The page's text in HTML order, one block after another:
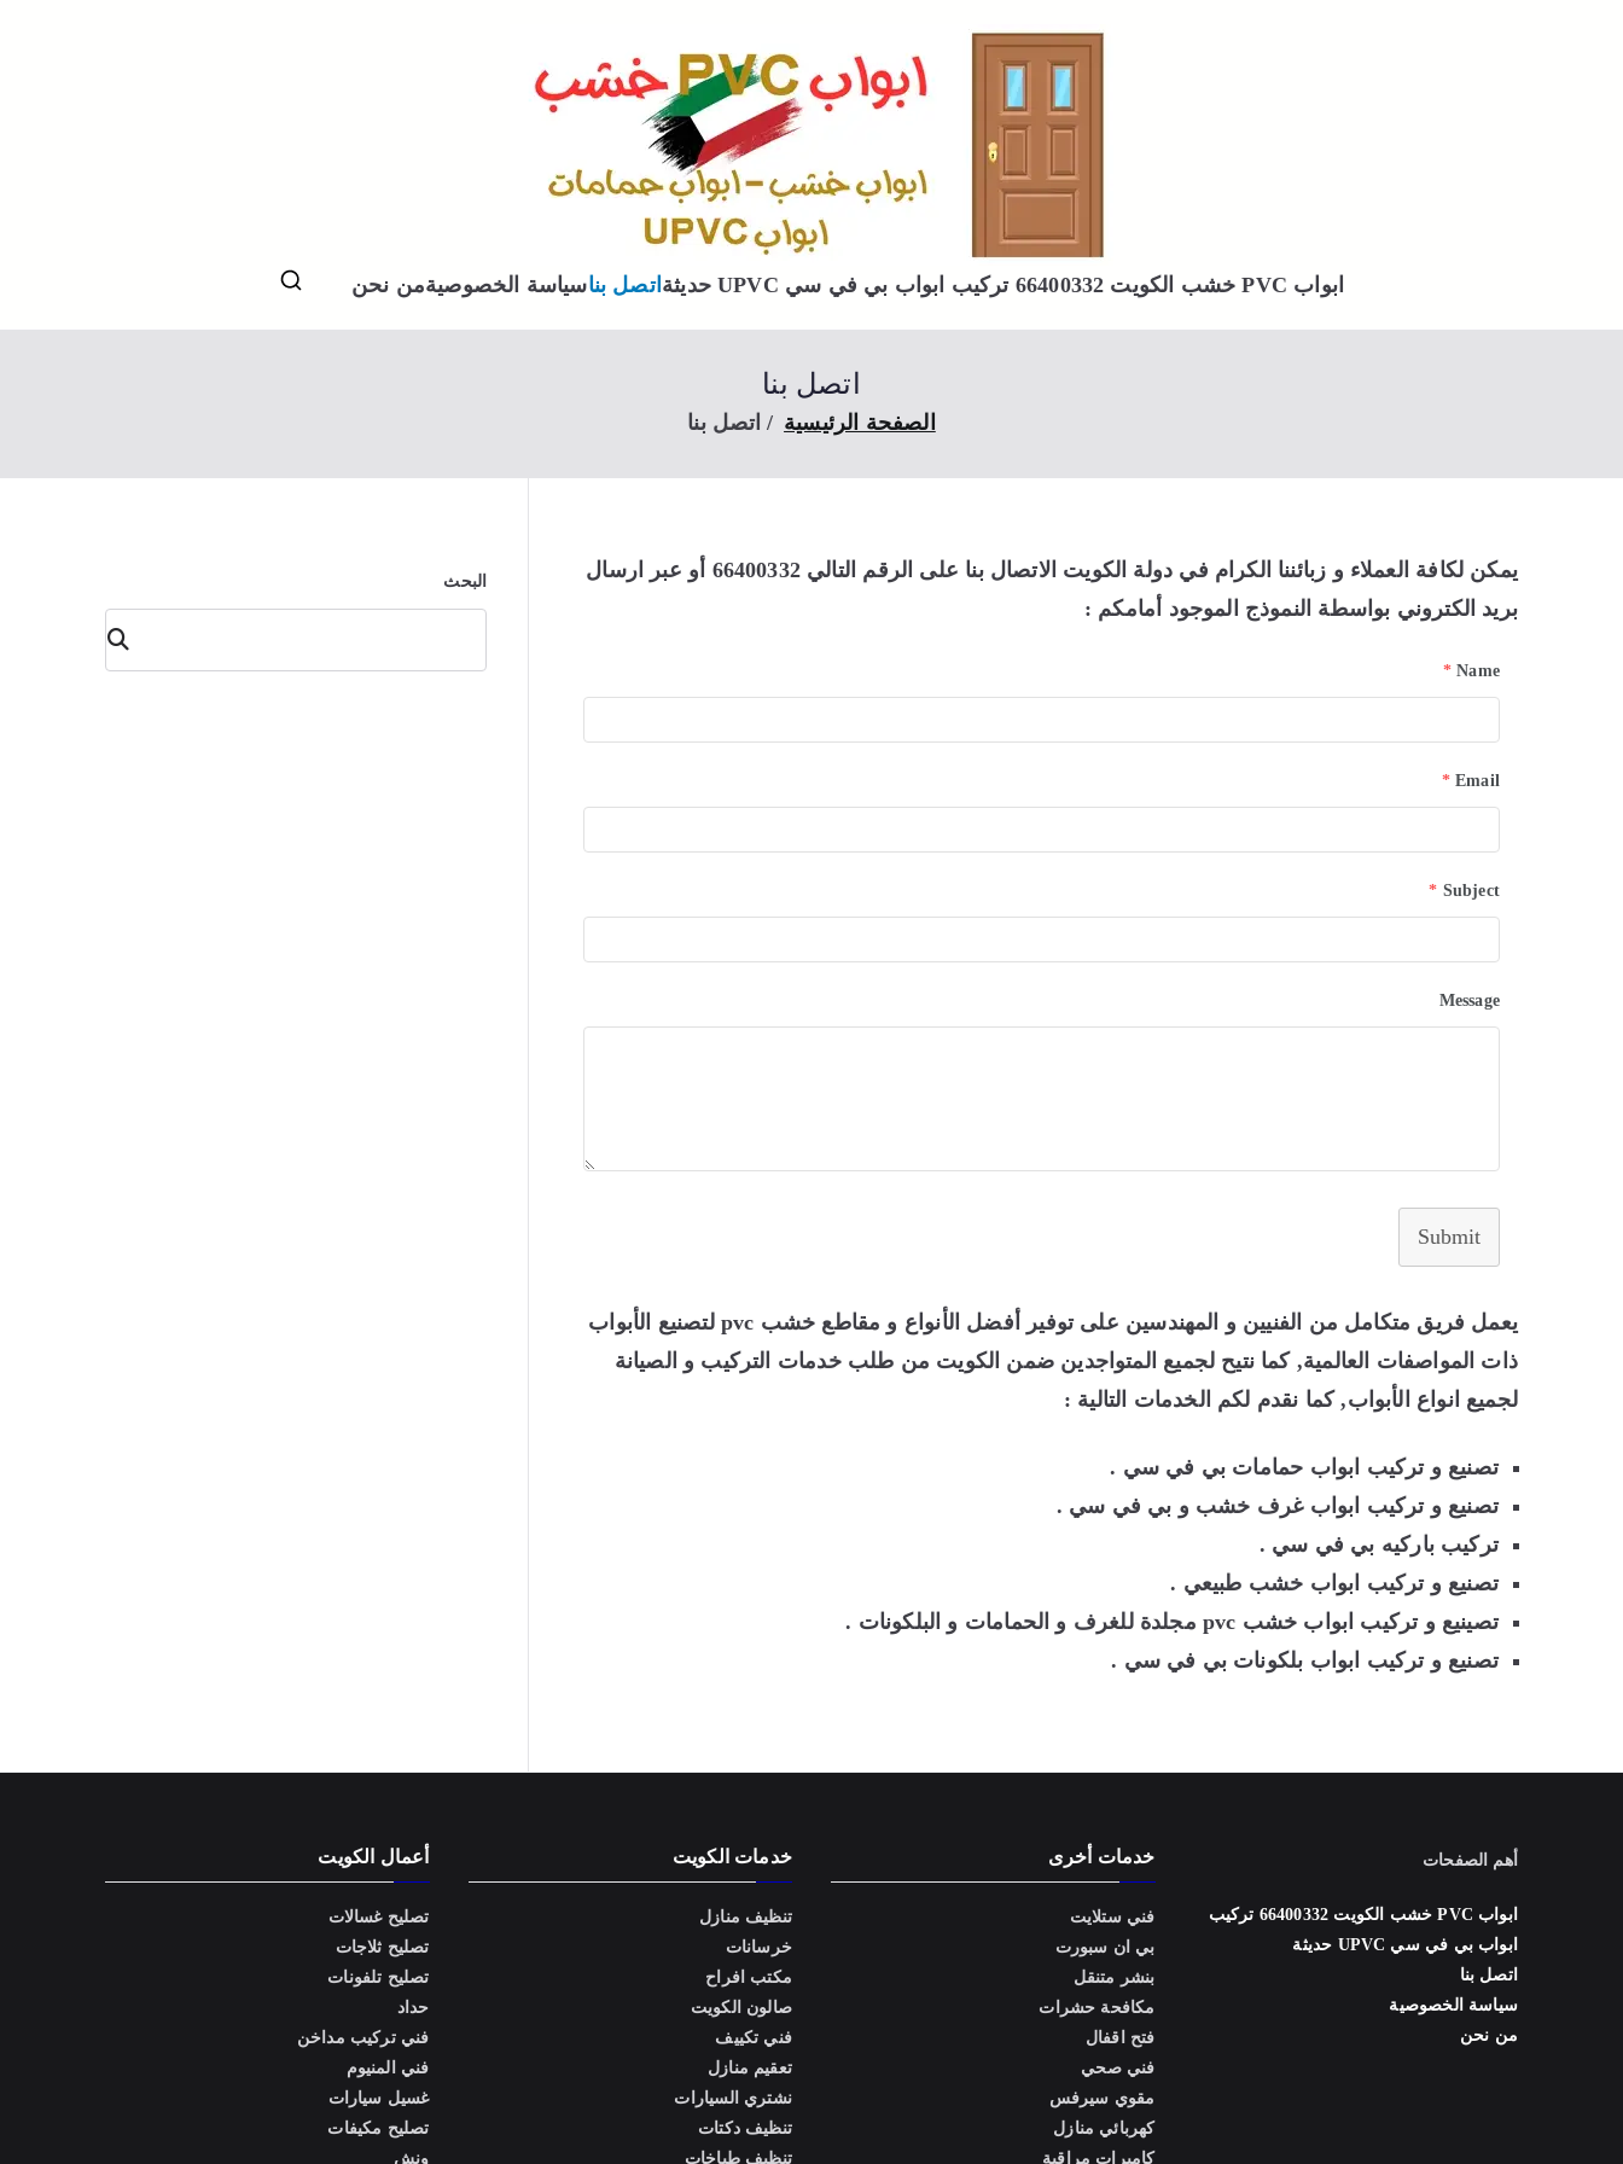
بي في سي
تركيب ابواب بي في سي PVC الكويت ابواب PVC خشب الكويت 66400332 تركيب ابواب بي في سي UPVC حديثة اتصل بناسياسة الخصوصيةمن نحن
اتصل بنا
الصفحة الرئيسية اتصل بنا
يمكن لكافة العملاء و زبائننا الكرام في دولة الكويت الاتصال بنا على الرقم التالي 66400332 أو عبر ارسال
بريد الكتروني بواسطة النموذج الموجود أمامكم :
Name
*
Email
*
Subject
*
Message
Submit
يعمل فريق متكامل من الفنيين و المهندسين على توفير أفضل الأنواع و مقاطع خشب pvc لتصنيع الأبواب
ذات المواصفات العالمية, كما نتيح لجميع المتواجدين ضمن الكويت من طلب خدمات التركيب و الصيانة
لجميع انواع الأبواب, كما نقدم لكم الخدمات التالية :
تصنيع و تركيب ابواب حمامات بي في سي .
تصنيع و تركيب ابواب غرف خشب و بي في سي .
تركيب باركيه بي في سي .
تصنيع و تركيب ابواب خشب طبيعي .
تصينيع و تركيب ابواب خشب pvc مجلدة للغرف و الحمامات و البلكونات .
تصنيع و تركيب ابواب بلكونات بي في سي .
البحث
البح
ث
أهم الصفحات
ابواب PVC خشب الكويت 66400332 تركيب
ابواب بي في سي UPVC حديثة
اتصل بنا
سياسة الخصوصية
من نحن
خدمات أخرى
فني ستلايت
بي ان سبورت
بنشر متنقل
مكافحة حشرات
فتح اقفال
فني صحي
مقوي سيرفس
كهربائي منازل
كاميرات مراقبة
خدمات الكويت
تنظيف منازل
خرسانات
مكتب افراح
صالون الكويت
فني تكييف
تعقيم منازل
نشتري السيارات
تنظيف دكتات
تنظيف طباخات
أعمال الكويت
تصليح غسالات
تصليح ثلاجات
تصليح تلفونات
حداد
فني تركيب مداخن
فني المنيوم
غسيل سيارات
تصليح مكيفات
ونش